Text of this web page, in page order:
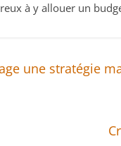
à y allouer un
une stratégie